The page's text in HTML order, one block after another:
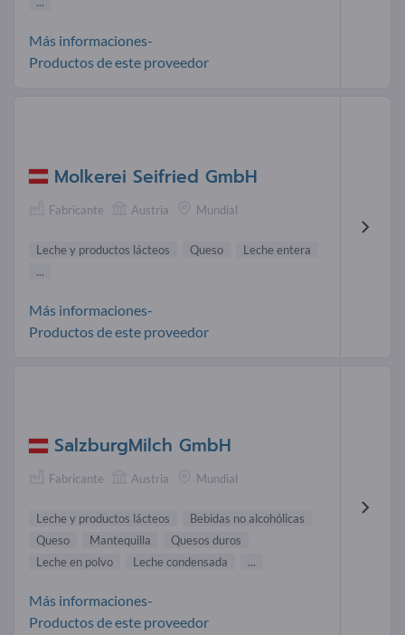
Más informaciones-
Productos de este proveedor
Molkerei Seifried GmbH
Fabricante Austria Mundial
Leche y productos lácteos Queso
Leche entera
...
Más informaciones-
Productos de este proveedor
SalzburgMilch GmbH
Fabricante Austria Mundial
Leche y productos lácteos
Bebidas no alcohólicas
Queso
Mantequilla
Quesos duros
Leche en polvo
Leche condensada ...
Más informaciones-
Productos de este proveedor